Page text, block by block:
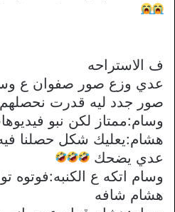
ف الاستراحه
عدي وزع صور صفوان ع
صور جدد ليه قدرت نحصلهم
وسام:ممتاز لكن نبو
هشام:يعليك شكل حصلنا
عدي يضحك
وسام اتكه ع الكنبه:فوتوه
هشام شافه